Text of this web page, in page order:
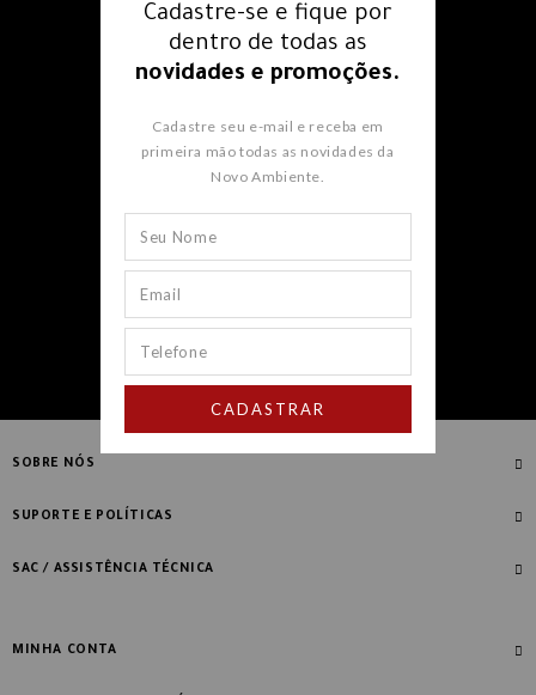
Receba nossos e-mails e fique
por dentrode todas as
CADASTRAR
SOBRE NÓS
Quem Somos
SUPORTE E POLÍTICAS
Compre com Especialista
SAC / ASSISTÊNCIA TÉCNICA
MINHA CONTA
Cadastre-se e fique por
dentro de todas as
novidades e promoções.
Cadastre seu e-mail e receba em
primeira mão todas as novidades da
Novo Ambiente.
CADASTRAR